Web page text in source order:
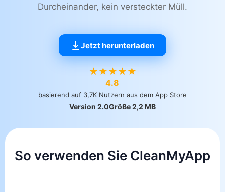
Durcheinander, kein versteckter Müll.
Jetzt herunterladen
★★★★★
4.8
basierend auf 3,7K Nutzern aus dem App Store
Version 2.0Größe 2,2 MB
So verwenden Sie CleanMyApp